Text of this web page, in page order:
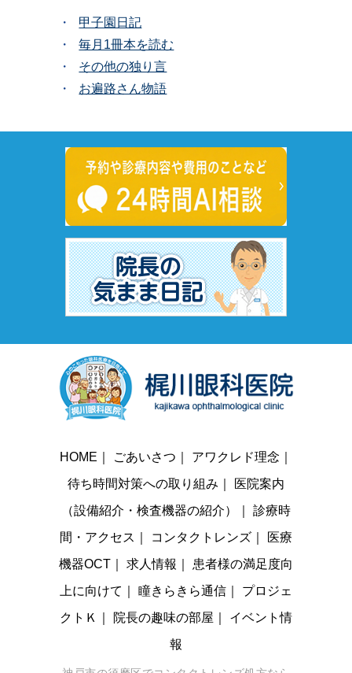
甲子園日記
毎月1冊本を読む
その他の独り言
お遍路さん物語
HOME ごあいさつ アワクレド理念
待ち時間対策への取り組み
医院案内
（設備紹介・検査機器の紹介）
診療時
間・アクセス
コンタクトレンズ
医療
機器OCT
求人情報
患者様の満足度向
上に向けて
瞳きらきら通信
プロジェ
クトＫ
院長の趣味の部屋
イベント情
報